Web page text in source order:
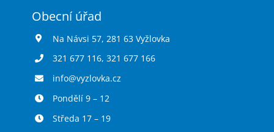
Obecní úřad
Na Návsi 57, 281 63 Vyžlovka
321 677 116, 321 677 166
info@vyzlovka.cz
Pondělí 9 – 12
Středa 17 – 19